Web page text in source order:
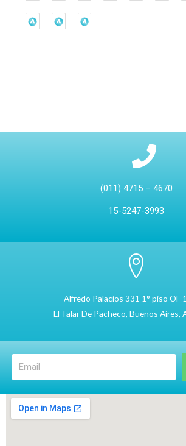
(011) 4715 – 4670
15-5247-3993
Alfredo Palacios 331 1° piso OF
El Talar De Pacheco, Buenos Aires,